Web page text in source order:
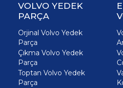
VOLVO YEDEK
PARÇA
Orjinal Volvo Yedek
Parça
Çıkma Volvo Yedek
Parça
Toptan Volvo Yedek
Parça